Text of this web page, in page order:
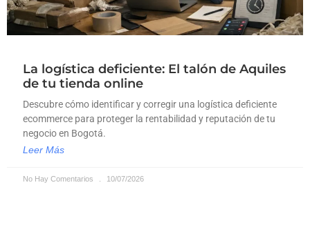
La logística deficiente: El talón de Aquiles
de tu tienda online
Descubre cómo identificar y corregir una logística deficiente
ecommerce para proteger la rentabilidad y reputación de tu
negocio en Bogotá.
Leer Más
No Hay Comentarios 10/07/2026